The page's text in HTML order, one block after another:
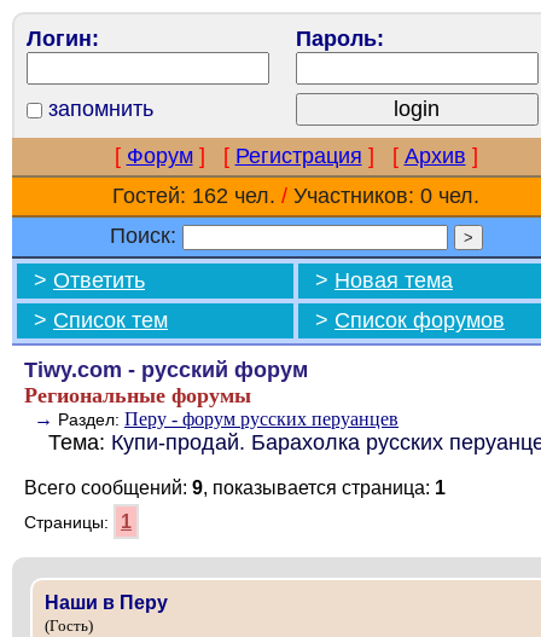
Логин: Пароль:
запомнить
[ Форум ] [ Регистрация ] [ Архив ]
Гостей: 162 чел. / Участников: 0 чел.
Поиск:
> Ответить > Новая тема
> Список тем > Список форумов
Tiwy.com - русский форум
Региональные форумы
→ Раздел: Перу - форум русских перуанцев
Тема: Купи-продай. Барахолка русских
Всего сообщений: 9, показывается страница: 1
Страницы: 1
Наши в Перу
(Гость)